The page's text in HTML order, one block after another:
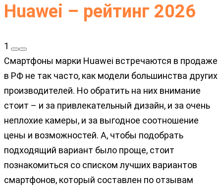
Huawei – рейтинг 2026
1
Смартфоны марки Huawei встречаются в продаже
в РФ не так часто, как модели большинства других
производителей. Но обратить на них внимание
стоит – и за привлекательный дизайн, и за очень
неплохие камеры, и за выгодное соотношение
цены и возможностей. А, чтобы подобрать
подходящий вариант было проще, стоит
познакомиться со списком лучших вариантов
смартфонов, который составлен по отзывам